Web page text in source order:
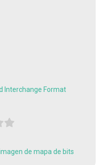
Interchange Format
de mapa de bits